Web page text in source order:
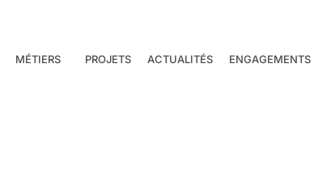
MÉTIERS PROJETS ACTUALITÉS ENGAGEMENTS